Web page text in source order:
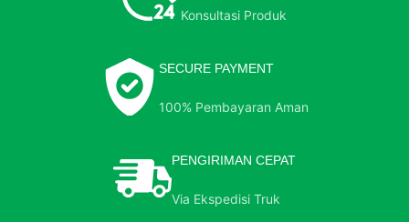
Konsultasi Produk
SECURE PAYMENT
100% Pembayaran Aman
PENGIRIMAN CEPAT
Via Ekspedisi Truk